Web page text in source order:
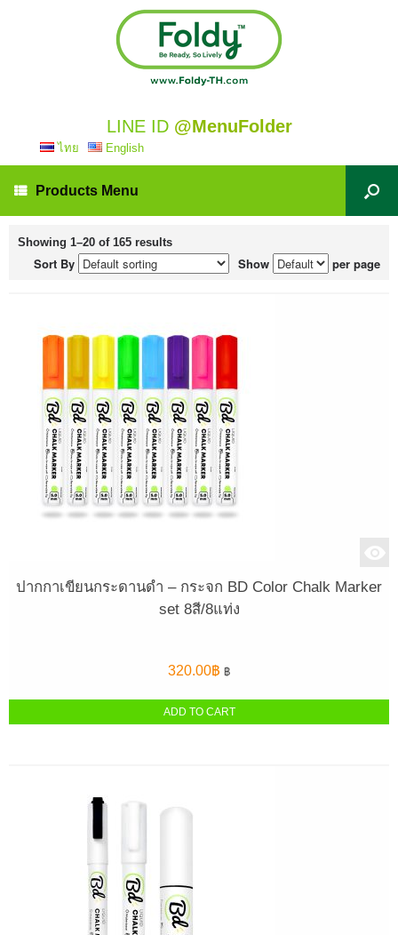
LINE ID @MenuFolder
ไทย English
Products Menu
Showing 1–20 of 165 results
Sort By Show per page
ปากกาเขียนกระดานดำ – กระจก BD Color Chalk Marker
set 8สี/8แท่ง
320.00฿ ฿
ADD TO CART